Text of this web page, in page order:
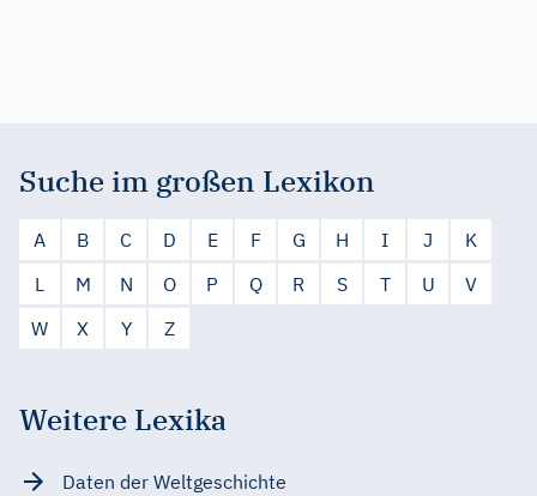
Suche im großen Lexikon
A B C D E F G H I J
K
L
M N O P Q R S T U
V
W
X Y Z
Weitere Lexika
Daten der Weltgeschichte